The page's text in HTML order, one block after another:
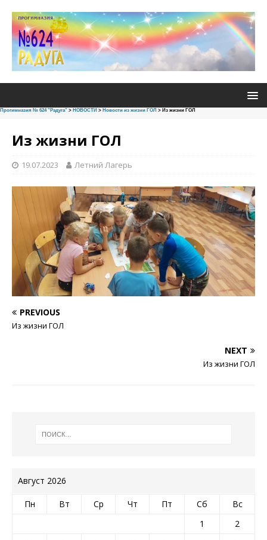
Прогимназия № 624 "Радуга" > НОВОСТИ > Новости из жизни ГОЛ > Из жизни ГОЛ
Из жизни ГОЛ
19.07.2023 Летний Лагерь
PREVIOUS
Из жизни ГОЛ
NEXT
Из жизни ГОЛ
Август 2026
Пн Вт Ср Чт Пт Сб
Вс
1
2